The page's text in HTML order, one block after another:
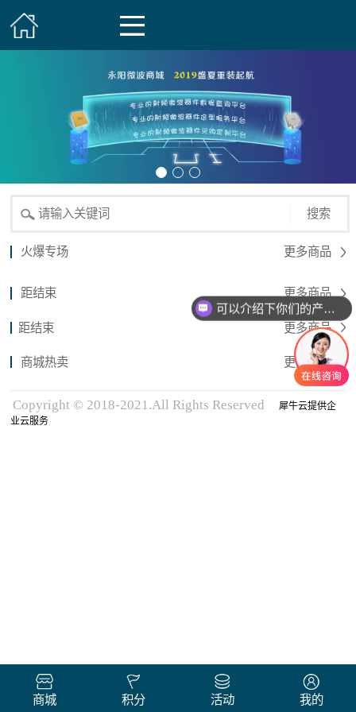
搜索
火爆专场 更多商品
距结束 更多商品
距结束 更多商品
商城热卖 更多商品
Copyright © 2018-2021.All Rights Reserved
犀牛云提供企
业云服务
商城 积分 活动 我的
可以介绍下你们的产品么？